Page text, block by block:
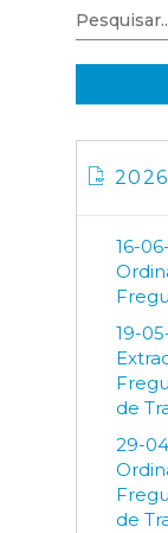
2026
16-
19-
de
29-
de